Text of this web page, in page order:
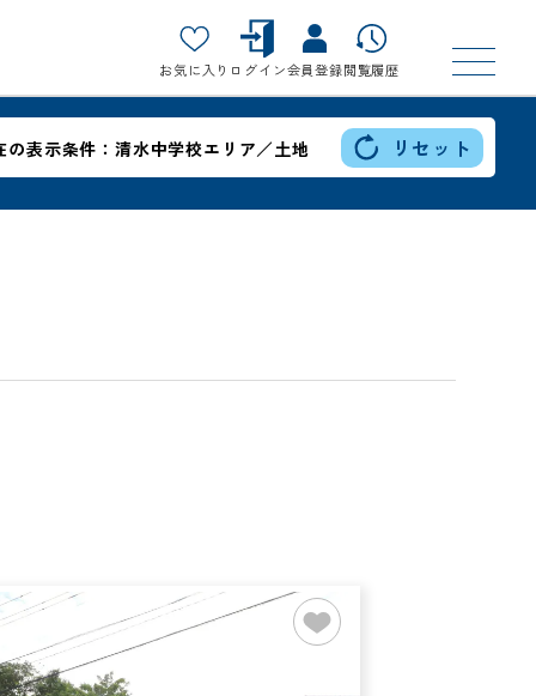
お気に入り ログイン会員登録閲覧履歴
の表示条件： 清水中学校エリア／土地 リセット